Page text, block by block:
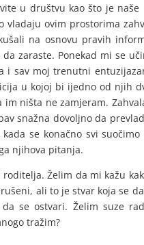
u društvu kao što je
vladaju ovim prostorima
na osnovu pravih
zaraste. Ponekad mi se
i sav moj trenutni
u kojoj bi ijedno od njih
ništa ne zamjeram.
snažna dovoljno da
se konačno svi
njihova pitanja.
Želim da mi kažu
ali to je stvar koja se
se ostvari. Želim suze
tražim?